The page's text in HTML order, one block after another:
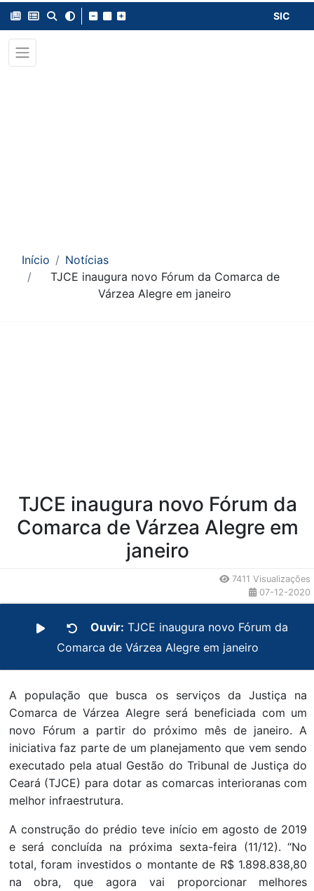
SIC
Início
Notícias
TJCE inaugura novo Fórum da Comarca de
Várzea Alegre em janeiro
TJCE inaugura novo Fórum da
Comarca de Várzea Alegre em
janeiro
7411 Visualizações
07-12-2020
Ouvir: TJCE inaugura novo Fórum da
Comarca de Várzea Alegre em janeiro
A população que busca os serviços da Justiça na
Comarca de Várzea Alegre será beneficiada com um
novo Fórum a partir do próximo mês de janeiro. A
iniciativa faz parte de um planejamento que vem sendo
executado pela atual Gestão do Tribunal de Justiça do
Ceará (TJCE) para dotar as comarcas interioranas com
melhor infraestrutura.
A construção do prédio teve início em agosto de 2019
e será concluída na próxima sexta-feira (11/12). “No
total, foram investidos o montante de R$ 1.898.838,80
na obra, que agora vai proporcionar melhores